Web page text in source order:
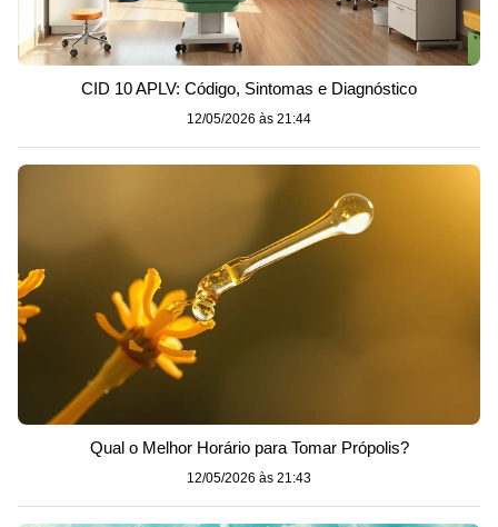
CID 10 APLV: Código, Sintomas e Diagnóstico
12/05/2026 às 21:44
Qual o Melhor Horário para Tomar Própolis?
12/05/2026 às 21:43